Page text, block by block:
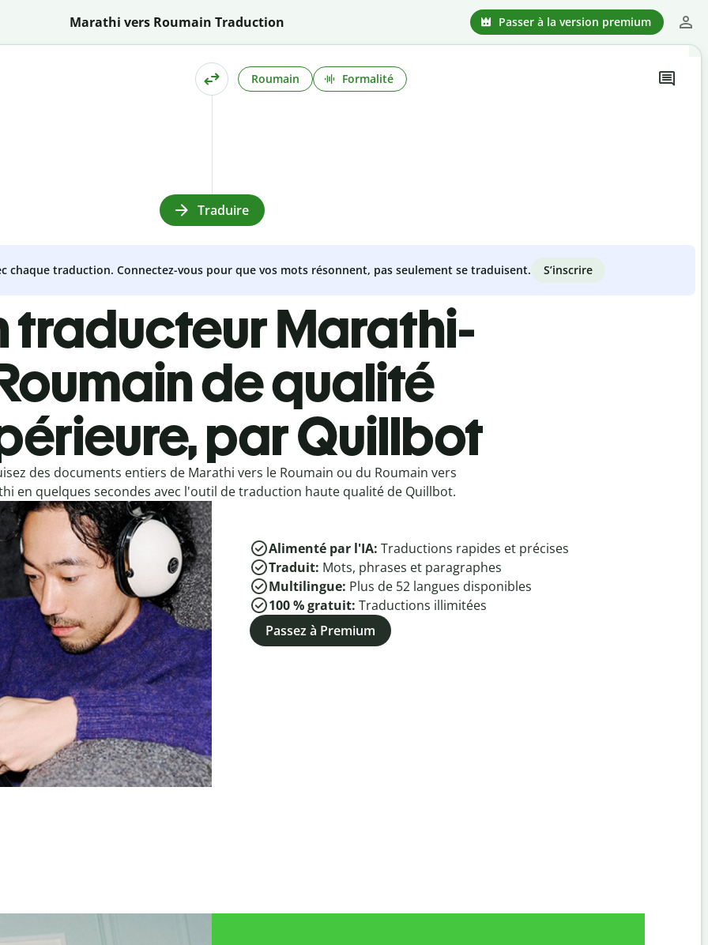
Marathi vers Roumain Traduction Passer à la version premium
Roumain Formalité
Traduire
chaque traduction. Connectez-vous pour que vos mots résonnent, pas seulement se traduisent. S’inscrire
traducteur Marathi-
de qualité
par Quillbot
des documents entiers de Marathi vers le Roumain ou du Roumain vers
en quelques secondes avec l'outil de traduction haute qualité de Quillbot.
Alimenté par l'IA: Traductions rapides et précises
Traduit: Mots, phrases et paragraphes
Multilingue: Plus de 52 langues disponibles
100 % gratuit: Traductions illimitées
Passez à Premium